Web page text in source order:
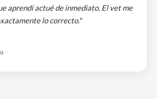
aprendí actué de inmediato. El vet me
lo correcto."